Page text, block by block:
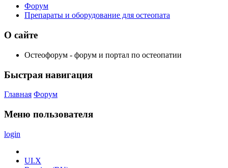
Форум
Препараты и оборудование для остеопата
О сайте
Остеофорум - форум и портал по остеопатии
Быстрая навигация
Главная Форум
Меню пользователя
login
UI.X